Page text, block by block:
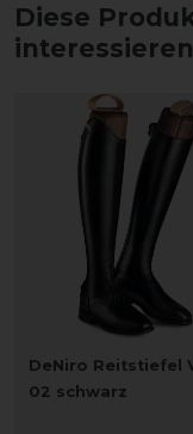
Diese
interessieren
DeNiro Reitstiefel
02 schwarz